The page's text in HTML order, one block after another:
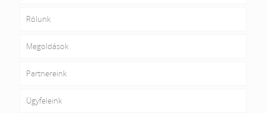
Rólunk
Megoldások
Partnereink
Ügyfeleink